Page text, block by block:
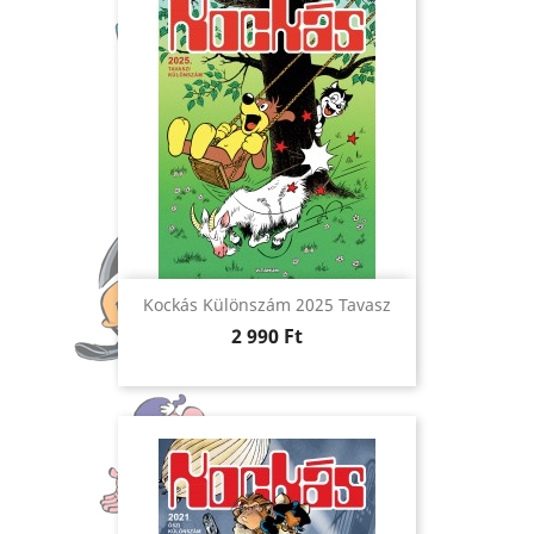
Kockás Különszám 2025 Tavasz
Ár
2 990 Ft